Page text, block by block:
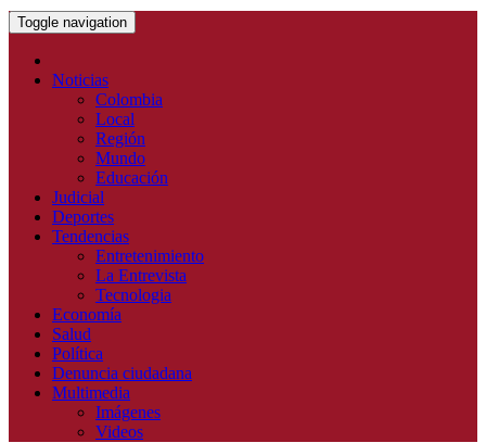
Toggle navigation
Noticias
Colombia
Local
Región
Mundo
Educación
Judicial
Deportes
Tendencias
Entretenimiento
La Entrevista
Tecnologia
Economía
Salud
Política
Denuncia ciudadana
Multimedia
Imágenes
Videos